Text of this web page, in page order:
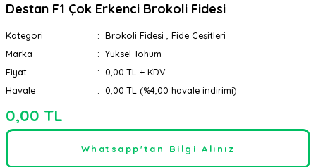
Destan F1 Çok Erkenci Brokoli Fidesi
Kategori Brokoli Fidesi
Fide Çeşitleri
Marka
Yüksel Tohum
Fiyat
0,00 TL + KDV
Havale
0,00 TL (%4,00 havale indirimi)
0,00 TL
Whatsapp'tan Bilgi Alınız